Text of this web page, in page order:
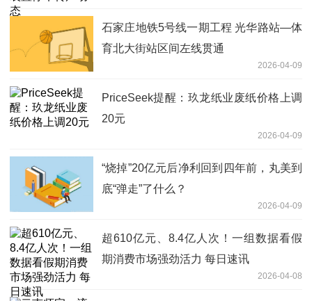
石家庄地铁5号线一期工程 光华路站—体
育北大街站区间左线贯通
2026-04-09
PriceSeek提醒：玖龙纸业废纸价格上调
20元
2026-04-09
“烧掉”20亿元后净利回到四年前，丸美到
底“弹走”了什么？
2026-04-09
超610亿元、8.4亿人次！一组数据看假
期消费市场强劲活力 每日速讯
2026-04-08